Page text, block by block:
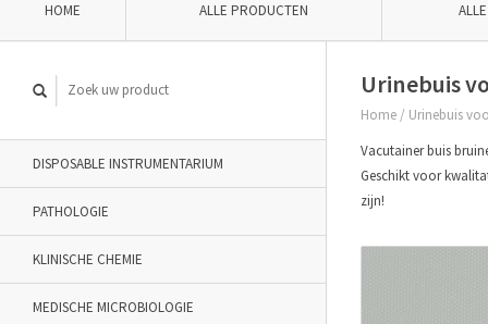
HOME ALLE PRODUCTEN
DISPOSABLE INSTRUMENTARIUM
PATHOLOGIE
KLINISCHE CHEMIE
MEDISCHE MICROBIOLOGIE
Urinebuis
Home / Urinebuis
Vacutainer buis
Geschikt voor
zijn!